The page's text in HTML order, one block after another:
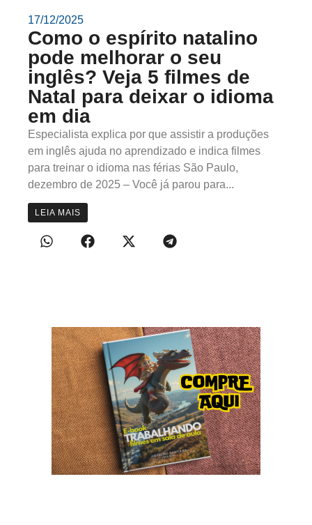
17/12/2025
Como o espírito natalino
pode melhorar o seu
inglês? Veja 5 filmes de
Natal para deixar o idioma
em dia
Especialista explica por que assistir a produções
em inglês ajuda no aprendizado e indica filmes
para treinar o idioma nas férias São Paulo,
dezembro de 2025 – Você já parou para...
LEIA MAIS